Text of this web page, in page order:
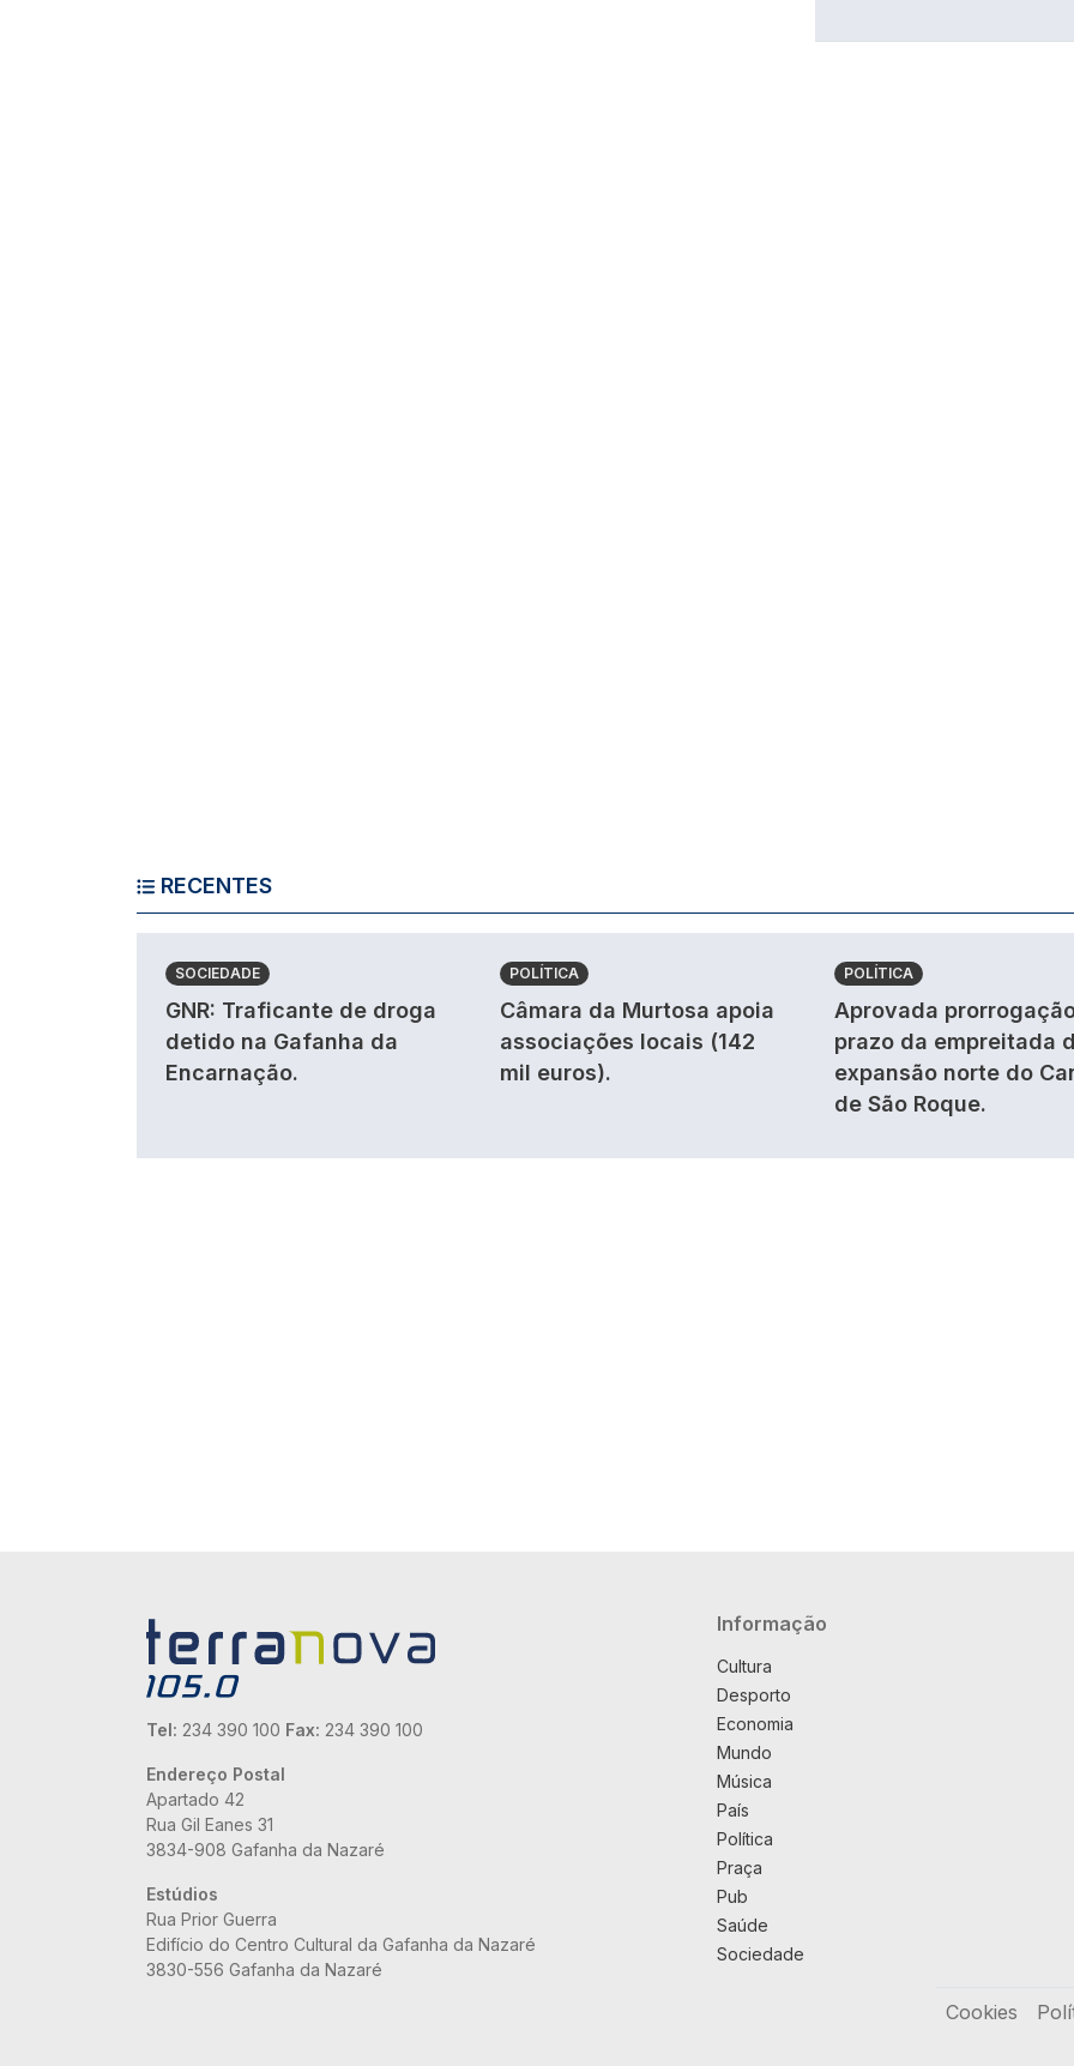
RECENTES
SOCIEDADE
GNR: Traficante de droga
detido na Gafanha da
Encarnação.
POLÍTICA
Câmara da Murtosa apoia
associações locais (142
mil euros).
POLÍTICA
Aprovada
prazo da empreitada
expansão norte do
de São Roque.
Tel: 234 390 100 Fax: 234 390 100
Endereço Postal
Apartado 42
Rua Gil Eanes 31
3834-908 Gafanha da Nazaré
Estúdios
Rua Prior Guerra
Edifício do Centro Cultural da Gafanha da Nazaré
3830-556 Gafanha da Nazaré
Navegação principal
Informação
Cultura
Desporto
Economia
Mundo
Música
País
Política
Praça
Pub
Saúde
Sociedade
Cookies